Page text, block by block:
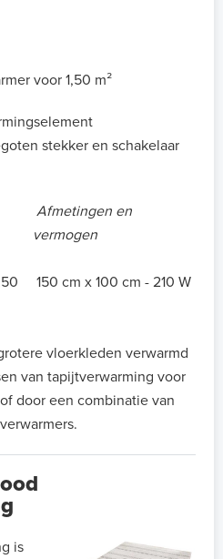
voor 1,50 m²
stekker en schakelaar
Afmetingen en
vermogen
150 cm x 100 cm - 210 W
vloerkleden verwarmd
van tapijtverwarming voor
door een combinatie van
is